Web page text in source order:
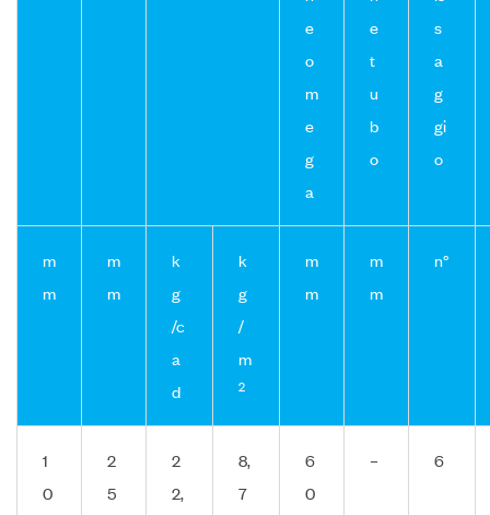
e
o
m
e
g
a
e
t
u
b
o
s
a
g
gi
o
m
m
m
m
k
g
/c
a
d
k
g
/
m
2
m
m
m
m
n°
1
0
2
5
2
2,
8,
7
6
0
– 6